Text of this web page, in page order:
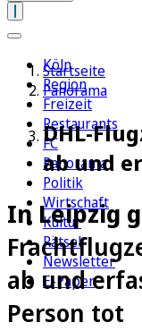
Köln
Region
Freizeit
Restaurants
FC
Panorama
Politik
Wirtschaft
Kultur
Rätsel
Newsletter
E-Paper
Startseite
Panorama
DHL-
ab und
In Leipzig
ab und
Person tot